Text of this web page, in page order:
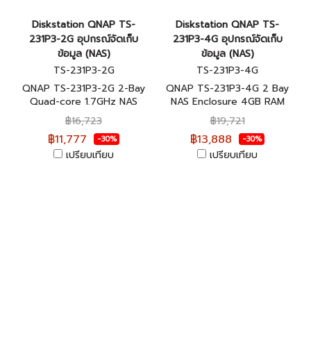
Diskstation QNAP TS-
231P3-2G อุปกรณ์จัดเก็บ
ข้อมูล (NAS)
TS-231P3-2G
QNAP TS-231P3-2G 2-Bay
Quad-core 1.7GHz NAS
อุปกรณ์จัดเก็บข้อมูลบนเครือ
ข่าย ประกันศูนย์ 2 ปี
฿16,723
฿11,777 -30%
เปรียบเทียบ
Diskstation QNAP TS-
231P3-4G อุปกรณ์จัดเก็บ
ข้อมูล (NAS)
TS-231P3-4G
QNAP TS-231P3-4G 2 Bay
NAS Enclosure 4GB RAM
อุปกรณ์จัดเก็บข้อมูลบนเครือ
ข่าย ประกันศูนย์ 2 ปี
฿19,721
฿13,888 -30%
เปรียบเทียบ